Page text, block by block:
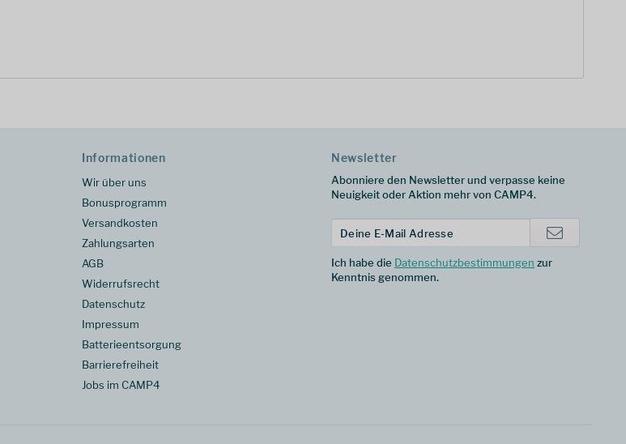
Informationen
Wir über uns
Bonusprogramm
Versandkosten
Zahlungsarten
AGB
Widerrufsrecht
Datenschutz
Impressum
Batterieentsorgung
Barrierefreiheit
Jobs im CAMP4
Newsletter
Abonniere den Newsletter und verpasse keine
Neuigkeit oder Aktion mehr von CAMP4.
Ich habe die Datenschutzbestimmungen zur
Kenntnis genommen.